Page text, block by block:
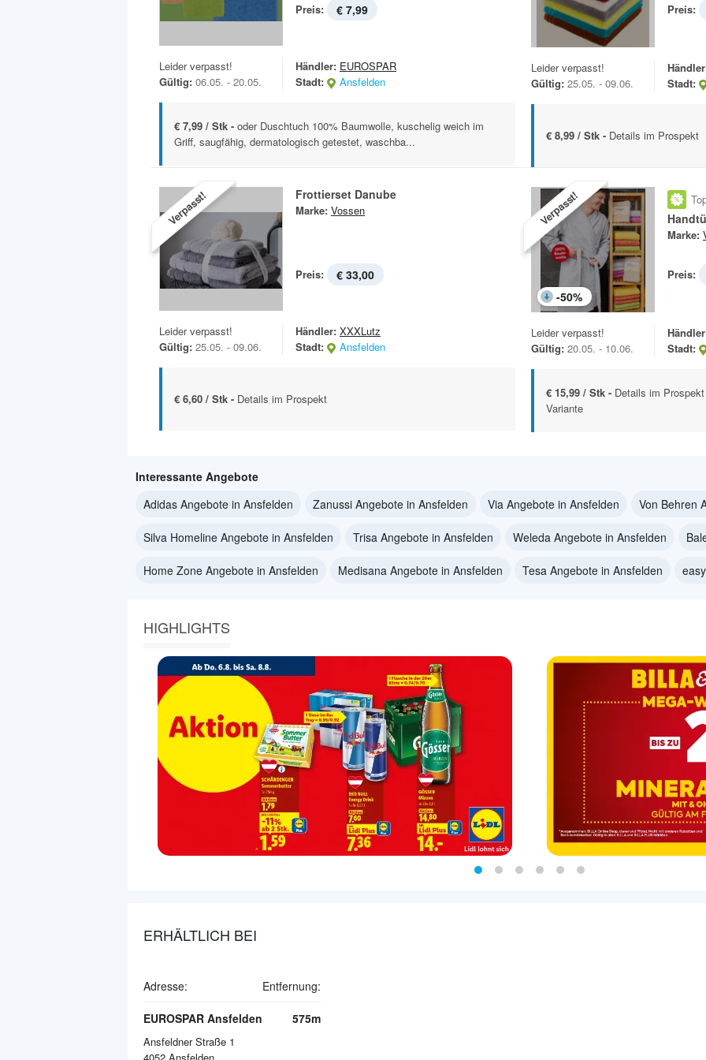
Preis: € 7,99
Leider verpasst!
Gültig: 06.05. - 20.05.
Händler: EUROSPAR
Stadt:
Ansfelden
€ 7,99 / Stk - oder Duschtuch 100% Baumwolle, kuschelig weich im
Griff, saugfähig, dermatologisch getestet, waschba...
Preis:
Leider verpasst!
Gültig: 25.05. - 09.06.
Stadt:
€ 8,99 / Stk - Details im Prospekt
Verpasst! Frottierset Danube
Marke: Vossen
Preis: € 33,00
Leider verpasst!
Gültig: 25.05. - 09.06.
Händler: XXXLutz
Stadt:
Ansfelden
€ 6,60 / Stk - Details im Prospekt
Verpasst!
-50%
Marke:
Preis:
Leider verpasst!
Gültig: 20.05. - 10.06.
Stadt:
€ 15,99 / Stk - Details im
Variante
Interessante Angebote
Adidas Angebote in Ansfelden
Zanussi Angebote in Ansfelden Via Angebote in Ansfelden Von Behren
Silva Homeline Angebote in Ansfelden Trisa Angebote in Ansfelden Weleda Angebote in Ansfelden
Home Zone Angebote in Ansfelden Medisana Angebote in Ansfelden Tesa Angebote in Ansfelden
HIGHLIGHTS
ERHÄLTLICH BEI
Adresse: Entfernung:
EUROSPAR Ansfelden
Ansfeldner Straße 1
575m